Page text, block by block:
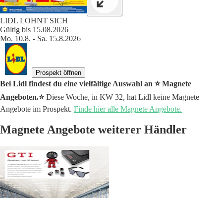
LIDL LOHNT SICH
Gültig bis 15.08.2026
Mo. 10.8. - Sa. 15.8.2026
Prospekt öffnen
Bei Lidl findest du eine vielfältige Auswahl an ⭐️ Magnete
Angeboten.⭐️Diese Woche, in KW 32, hat Lidl keine Magnete
Angebote im Prospekt. Finde hier alle Magnete Angebote.
Magnete Angebote weiterer Händler